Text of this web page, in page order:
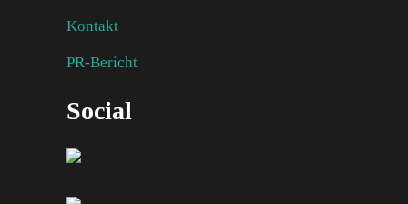
Kontakt
PR-Bericht
Social